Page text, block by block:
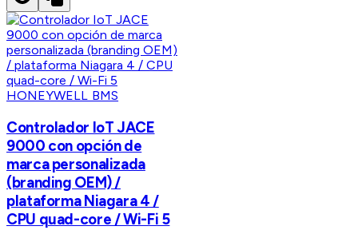
HONEYWELL BMS
Controlador IoT JACE
9000 con opción de
marca personalizada
(branding OEM) /
plataforma Niagara 4 /
CPU quad-core / Wi-Fi 5